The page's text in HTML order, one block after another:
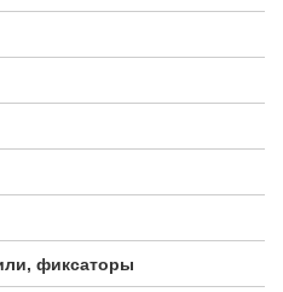
фиксаторы